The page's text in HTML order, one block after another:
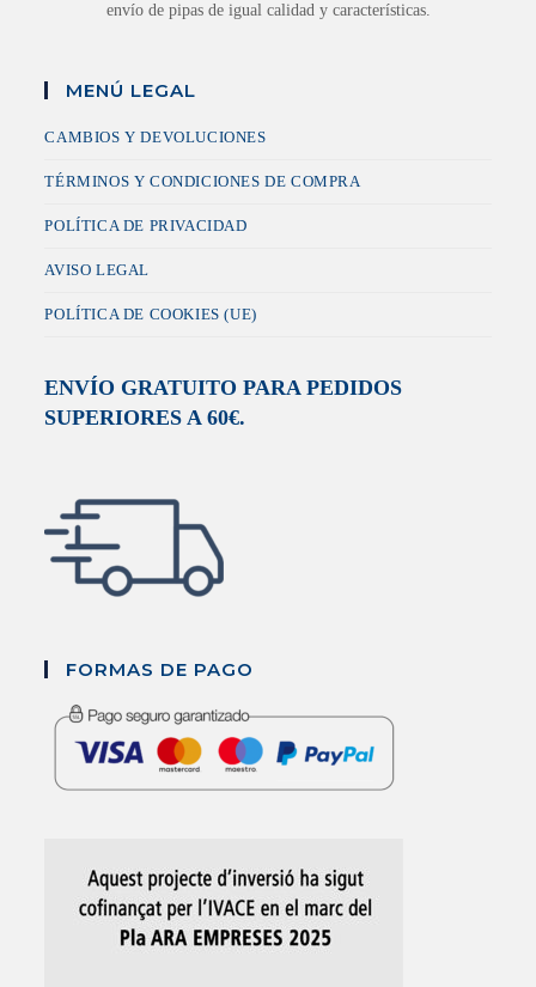
envío de pipas de igual calidad y características.
MENÚ LEGAL
CAMBIOS Y DEVOLUCIONES
TÉRMINOS Y CONDICIONES DE COMPRA
POLÍTICA DE PRIVACIDAD
AVISO LEGAL
POLÍTICA DE COOKIES (UE)
ENVÍO GRATUITO PARA PEDIDOS
SUPERIORES A 60€.
FORMAS DE PAGO